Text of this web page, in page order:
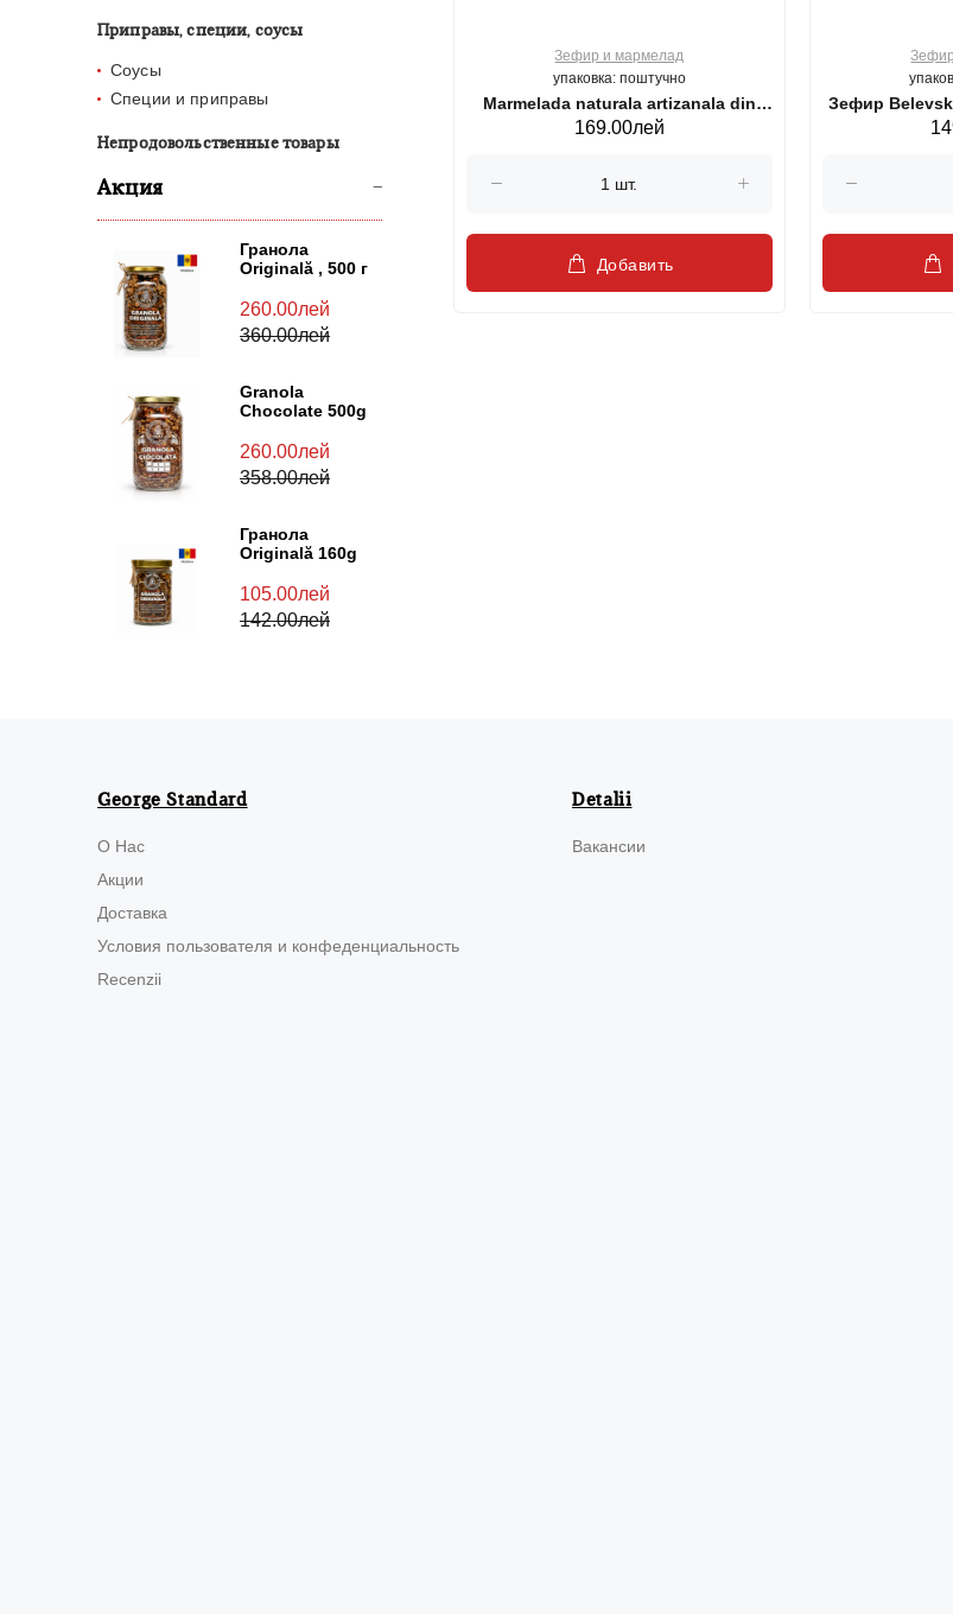
Приправы, специи, соусы
Соусы
Специи и приправы
Непродовольственные товары
Акция
Гранола
Originală , 500 г
260.00лей
360.00лей
Granola
Chocolate 500g
260.00лей
358.00лей
Гранола
Originală 160g
105.00лей
142.00лей
Зефир и мармелад
упаковка: поштучно
Marmelada naturala artizanala din
merisoare, fara zahar Belevsky
169.00лей
Добавить
Зефир
George Standard
О Нас
Акции
Доставка
Условия пользователя и конфеденциальность
Recenzii
Detalii
Вакансии